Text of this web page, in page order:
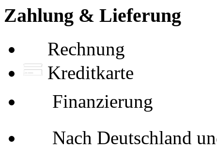
Zahlung & Lieferung
Rechnung
Kreditkarte
Finanzierung
Nach Deutschland